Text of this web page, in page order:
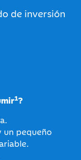
de inversión
1?
pequeño